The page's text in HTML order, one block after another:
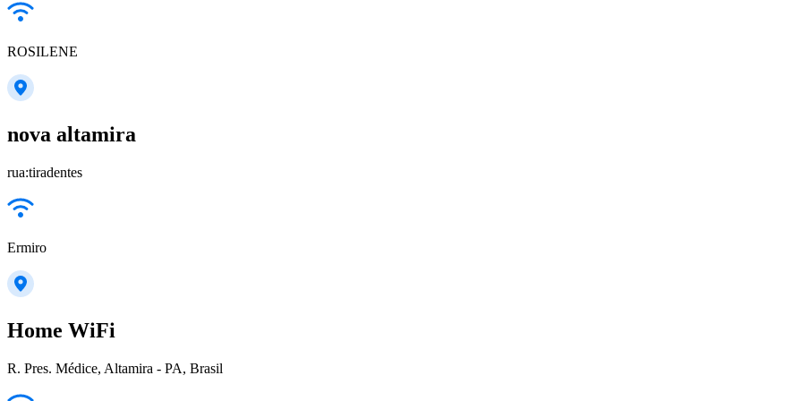
ROSILENE
nova altamira
rua:tiradentes
Ermiro
Home WiFi
R. Pres. Médice, Altamira - PA, Brasil